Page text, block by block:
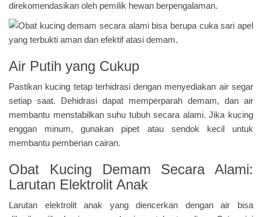
direkomendasikan oleh pemilik hewan berpengalaman.
Air Putih yang Cukup
Pastikan kucing tetap terhidrasi dengan menyediakan air segar
setiap saat. Dehidrasi dapat memperparah demam, dan air
membantu menstabilkan suhu tubuh secara alami. Jika kucing
enggan minum, gunakan pipet atau sendok kecil untuk
membantu pemberian cairan.
Obat Kucing Demam Secara Alami:
Larutan Elektrolit Anak
Larutan elektrolit anak yang diencerkan dengan air bisa